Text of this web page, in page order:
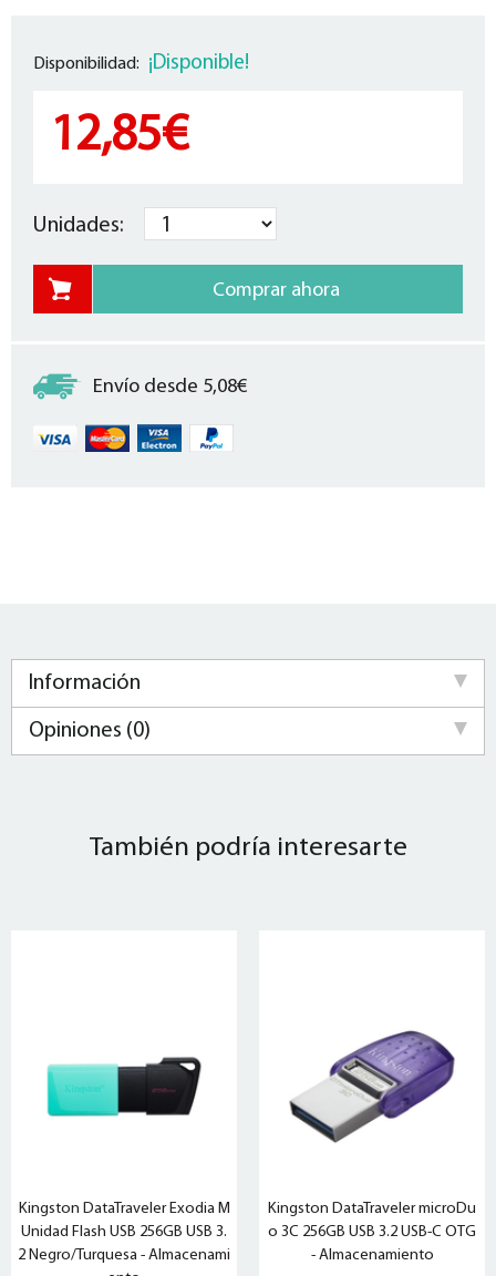
Disponibilidad: ¡Disponible!
12,85€
Unidades:
Envío desde 5,08€
Información
Opiniones (0)
También podría interesarte
Kingston DataTraveler Exodia M
Unidad Flash USB 256GB USB 3.
2 Negro/Turquesa - Almacenami
Kingston DataTraveler microDu
o 3C 256GB USB 3.2 USB-C OTG
- Almacenamiento